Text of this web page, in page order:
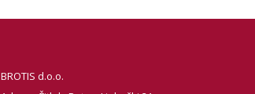
BROTIS d.o.o.